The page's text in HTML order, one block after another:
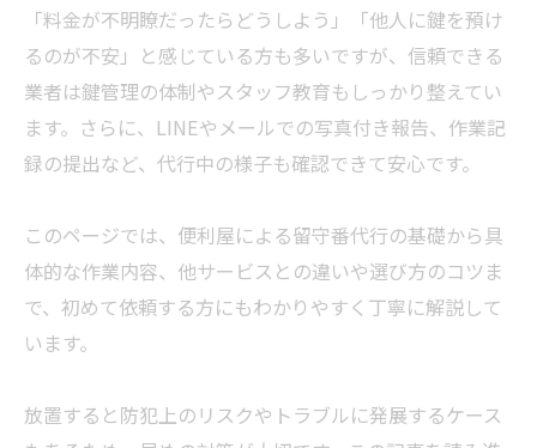
「料金が不明瞭だったらどうしよう」「他人に鍵を預け
るのが不安」と感じている方も多いですが、信頼できる
業者は鍵管理の体制やスタッフ教育もしっかり整えてい
ます。さらに、LINEやメールでの写真付き報告、作業記
録の提出など、代行中の様子も確認できて安心です。
このページでは、便利屋による留守番代行の基礎から具
体的な作業内容、他サービスとの違いや選び方のコツま
で、初めて依頼する方にもわかりやすく丁寧に解説して
います。
放置すると防犯上のリスクやトラブルに発展するケース